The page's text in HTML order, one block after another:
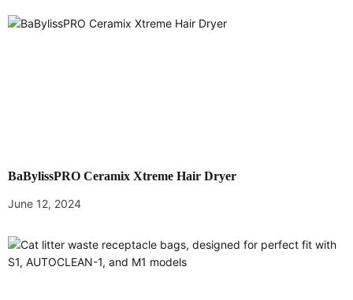
a
n
BaBylissPRO Ceramix Xtreme Hair Dryer
June 12, 2024